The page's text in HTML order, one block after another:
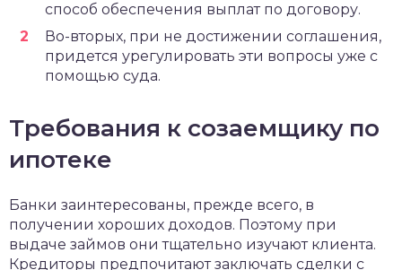
способ обеспечения выплат по договору.
Во-вторых, при не достижении соглашения,
придется урегулировать эти вопросы уже с
помощью суда.
Требования к созаемщику по
ипотеке
Банки заинтересованы, прежде всего, в
получении хороших доходов. Поэтому при
выдаче займов они тщательно изучают клиента.
Кредиторы предпочитают заключать сделки с